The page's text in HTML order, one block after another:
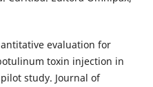
evaluation for
toxin injection in
study. Journal of